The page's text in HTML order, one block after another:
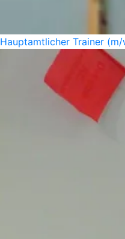
Hauptamtlicher Trainer